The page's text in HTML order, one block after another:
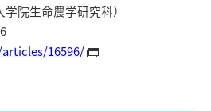
院生命農学研究科）
16596/